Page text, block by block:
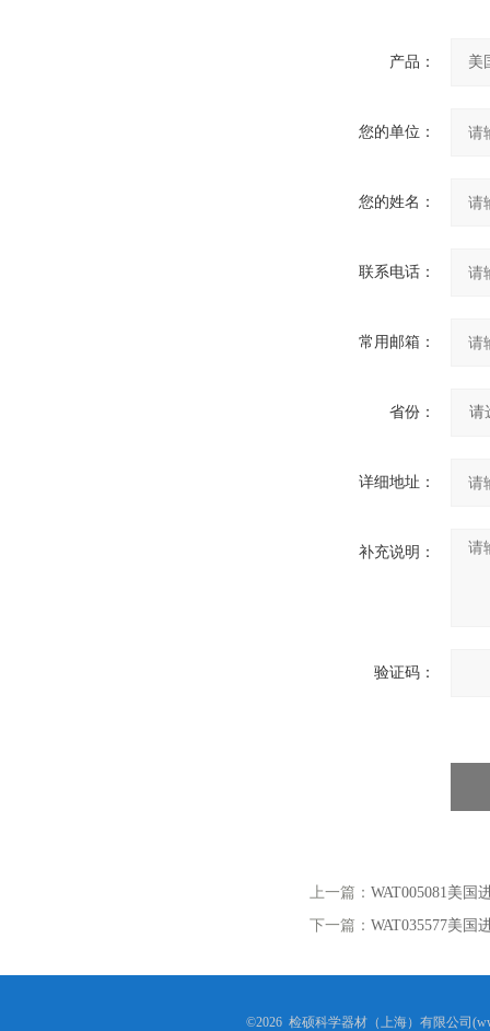
产品：
您的单位：
您的姓名：
联系电话：
常用邮箱：
省份：
详细地址：
补充说明：
验证码：
上一篇： WAT005081美国
下一篇： WAT035577美国
©2026 检硕科学器材（上海）有限公司